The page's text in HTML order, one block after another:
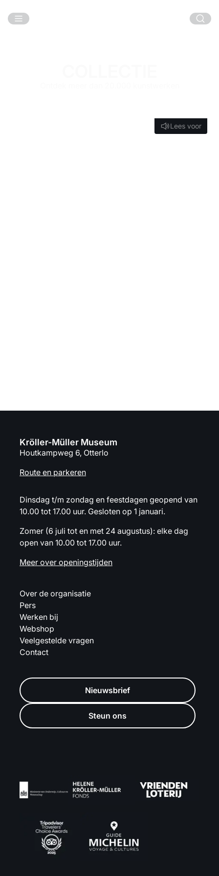
Lees voor
Lees voor
Kröller-Müller Museum
Houtkampweg 6, Otterlo
Route en parkeren
Dinsdag t/m zondag en feestdagen geopend van
10.00 tot 17.00 uur. Gesloten op 1 januari.
Zomer (6 juli tot en met 24 augustus): elke dag
open van 10.00 tot 17.00 uur.
Meer over openingstijden
Over de organisatie
Pers
Werken bij
Webshop
Veelgestelde vragen
Contact
Nieuwsbrief
Steun ons